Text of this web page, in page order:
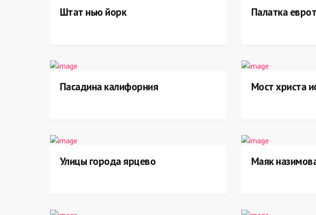
Штат нью йорк Палатка
Пасадина калифорния Мост христа
Улицы города ярцево Маяк